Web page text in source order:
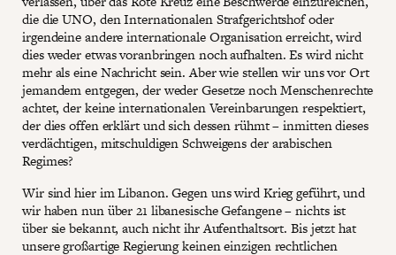
die die UNO, den Internationalen Strafgerichtshof oder
irgendeine andere internationale Organisation erreicht, wird
dies weder etwas voranbringen noch aufhalten. Es wird nicht
mehr als eine Nachricht sein. Aber wie stellen wir uns vor Ort
jemandem entgegen, der weder Gesetze noch Menschenrechte
achtet, der keine internationalen Vereinbarungen respektiert,
der dies offen erklärt und sich dessen rühmt – inmitten dieses
verdächtigen, mitschuldigen Schweigens der arabischen
Regimes?
Wir sind hier im Libanon. Gegen uns wird Krieg geführt, und
wir haben nun über 21 libanesische Gefangene – nichts ist
über sie bekannt, auch nicht ihr Aufenthaltsort. Bis jetzt hat
unsere großartige Regierung keinen einzigen rechtlichen